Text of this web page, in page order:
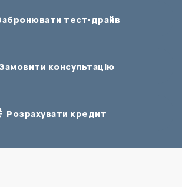
тест-драйв
консультацію
Розрахувати кредит